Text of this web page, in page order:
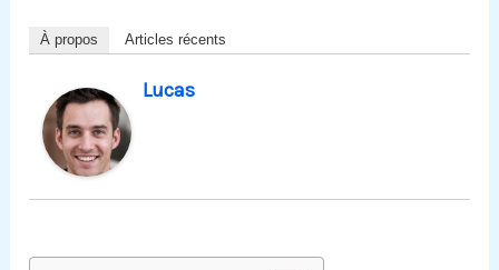
À propos Articles récents
Lucas